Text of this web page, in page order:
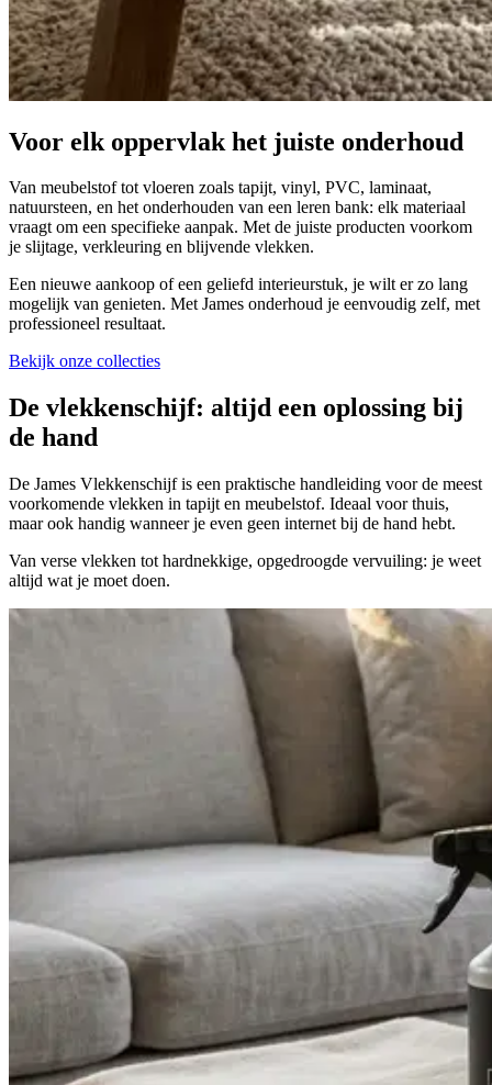
Voor elk oppervlak het juiste onderhoud
Van meubelstof tot vloeren zoals tapijt, vinyl, PVC, laminaat,
natuursteen, en het onderhouden van een leren bank: elk materiaal
vraagt om een specifieke aanpak. Met de juiste producten voorkom
je slijtage, verkleuring en blijvende vlekken.
Een nieuwe aankoop of een geliefd interieurstuk, je wilt er zo lang
mogelijk van genieten. Met James onderhoud je eenvoudig zelf, met
professioneel resultaat.
Bekijk onze collecties
De vlekkenschijf: altijd een oplossing bij
de hand
De James Vlekkenschijf is een praktische handleiding voor de meest
voorkomende vlekken in tapijt en meubelstof. Ideaal voor thuis,
maar ook handig wanneer je even geen internet bij de hand hebt.
Van verse vlekken tot hardnekkige, opgedroogde vervuiling: je weet
altijd wat je moet doen.